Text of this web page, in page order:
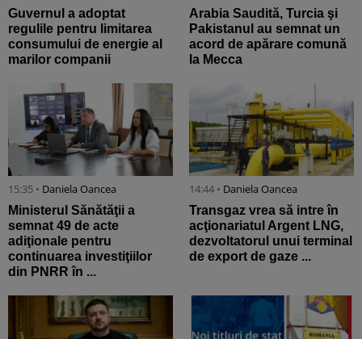
Guvernul a adoptat
regulile pentru limitarea
consumului de energie al
marilor companii
Arabia Saudită, Turcia şi
Pakistanul au semnat un
acord de apărare comună
la Mecca
15:35 • Daniela Oancea
Ministerul Sănătăţii a
semnat 49 de acte
adiţionale pentru
continuarea investiţiilor
din PNRR în ...
14:44 • Daniela Oancea
Transgaz vrea să intre în
acţionariatul Argent LNG,
dezvoltatorul unui terminal
de export de gaze ...